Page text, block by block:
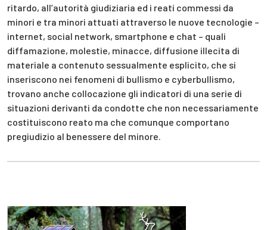
ritardo, all’autorità giudiziaria ed i reati commessi da
minori e tra minori attuati attraverso le nuove tecnologie –
internet, social network, smartphone e chat – quali
diffamazione, molestie, minacce, diffusione illecita di
materiale a contenuto sessualmente esplicito, che si
inseriscono nei fenomeni di bullismo e cyberbullismo,
trovano anche collocazione gli indicatori di una serie di
situazioni derivanti da condotte che non necessariamente
costituiscono reato ma che comunque comportano
pregiudizio al benessere del minore.